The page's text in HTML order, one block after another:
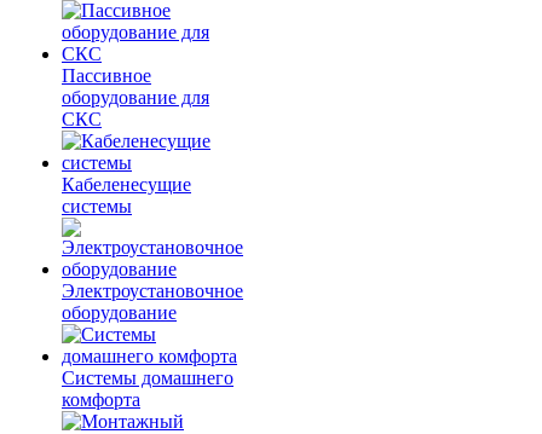
Пассивное
оборудование для
СКС
Кабеленесущие
системы
Электроустановочное
оборудование
Системы домашнего
комфорта